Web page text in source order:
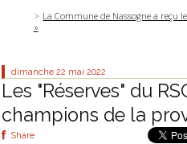
La Commune de Nassogne a reçu
»
dimanche 22 mai 2022
Les "Réserves" du
champions de la
Share